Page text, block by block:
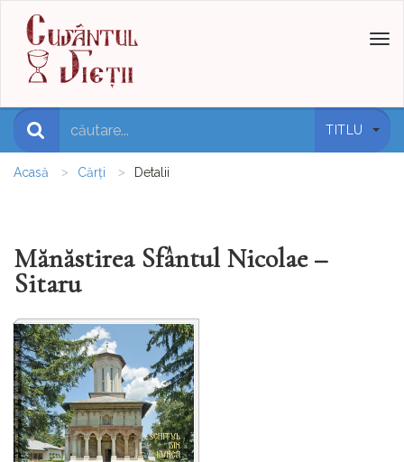
TITLU
Acasă Cărți Detalii
Mănăstirea Sfântul Nicolae –
Sitaru